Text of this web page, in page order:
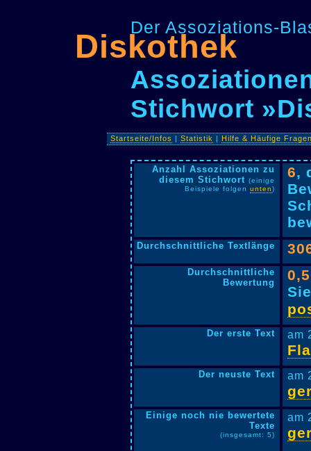
Der Assoziations-
Diskothek
Stichwort
Startseite/Infos |Statistik |Hilfe & Häufige
Anzahl Assoziationen zu
diesem Stichwort (einige
Beispiele folgen unten)
6,
Durchschnittliche Textlänge
Durchschnittliche
Bewertung
Der erste Text am
Der neuste Text am
Einige noch nie bewertete
Texte
(insgesamt: 5)
am